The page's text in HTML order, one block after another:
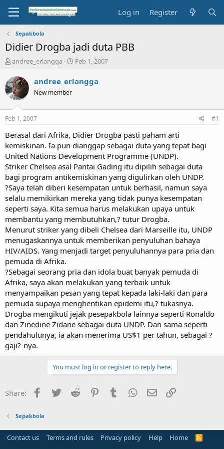
Log in Register
Sepakbola
Didier Drogba jadi duta PBB
T
r
e
a
s
t
a
t
e
r
andree_erlangga
S
a
e
Feb 1, 2007
andree_erlangga
New member
Feb 1, 2007 #1
Berasal dari Afrika, Didier Drogba pasti paham arti
kemiskinan. Ia pun dianggap sebagai duta yang tepat bagi
United Nations Development Programme (UNDP).
Striker Chelsea asal Pantai Gading itu dipilih sebagai duta
bagi program antikemiskinan yang digulirkan oleh UNDP.
?Saya telah diberi kesempatan untuk berhasil, namun saya
selalu memikirkan mereka yang tidak punya kesempatan
seperti saya. Kita semua harus melakukan upaya untuk
membantu yang membutuhkan,? tutur Drogba.
Menurut striker yang dibeli Chelsea dari Marseille itu, UNDP
menugaskannya untuk memberikan penyuluhan bahaya
HIV/AIDS. Yang menjadi target penyuluhannya para pria dan
pemuda di Afrika.
?Sebagai seorang pria dan idola buat banyak pemuda di
Afrika, saya akan melakukan yang terbaik untuk
menyampaikan pesan yang tepat kepada laki-laki dan para
pemuda supaya menghentikan epidemi itu,? tukasnya.
Drogba mengikuti jejak pesepakbola lainnya seperti Ronaldo
dan Zinedine Zidane sebagai duta UNDP. Dan sama seperti
pendahulunya, ia akan menerima US$1 per tahun, sebagai ?
gaji?-nya.
You must log in or register to reply here.
Share: Facebook
Twitter Reddit PinterestTumblr WhatsApp
Email
Sepakbola
Contact us Terms and rules Privacy policy Help Home
R